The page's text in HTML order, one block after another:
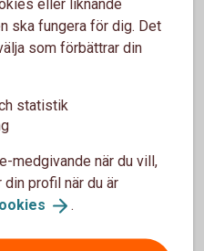
eller liknande
ska fungera för dig. Det
som förbättrar din
statistik
medgivande när du vill,
profil när du är
.